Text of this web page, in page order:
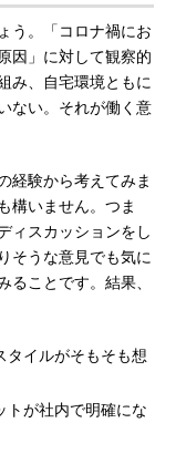
う。「コロナ禍にお
因」に対して観察的
み、自宅環境ともに
ない。それが働く意
経験から考えてみま
構いません。つま
ィスカッションをし
そうな意見でも気に
ることです。結果、
タイルがそもそも想
トが社内で明確にな